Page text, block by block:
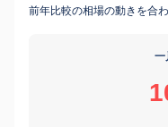
前年比較の相場の動きを合
一